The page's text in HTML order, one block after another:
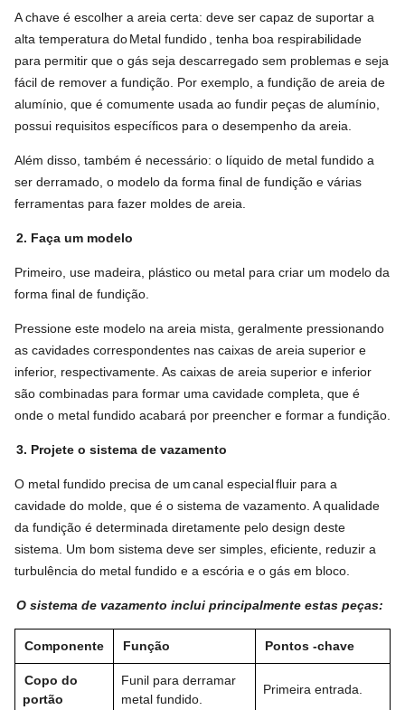
A chave é escolher a areia certa: deve ser capaz de suportar a
alta temperatura doMetal fundido
, tenha boa respirabilidade
para permitir que o gás seja descarregado sem problemas e seja
fácil de remover a fundição. Por exemplo, a fundição de areia de
alumínio, que é comumente usada ao fundir peças de alumínio,
possui requisitos específicos para o desempenho da areia.
Além disso, também é necessário: o líquido de metal fundido a
ser derramado, o modelo da forma final de fundição e várias
ferramentas para fazer moldes de areia.
2. Faça um modelo
Primeiro, use madeira, plástico ou metal para criar um modelo da
forma final de fundição.
Pressione este modelo na areia mista, geralmente pressionando
as cavidades correspondentes nas caixas de areia superior e
inferior, respectivamente. As caixas de areia superior e inferior
são combinadas para formar uma cavidade completa, que é
onde o metal fundido acabará por preencher e formar a fundição.
3. Projete o sistema de vazamento
O metal fundido precisa de umcanal especialfluir para a
cavidade do molde, que é o sistema de vazamento. A qualidade
da fundição é determinada diretamente pelo design deste
sistema. Um bom sistema deve ser simples, eficiente, reduzir a
turbulência do metal fundido e a escória e o gás em bloco.
O sistema de vazamento inclui principalmente estas peças:
Componente Função Pontos -chave
Copo do
portão
Funil para derramar
metal fundido.
Primeira entrada.